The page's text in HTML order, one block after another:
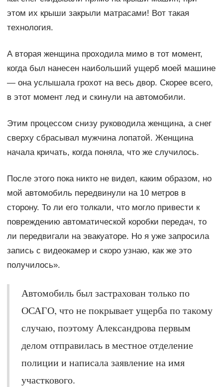
этом их крыши закрыли матрасами! Вот такая
технология.
А вторая женщина проходила мимо в тот момент,
когда был нанесен наибольший ущерб моей машине
— она услышала грохот на весь двор. Скорее всего,
в этот момент лед и скинули на автомобили.
Этим процессом снизу руководила женщина, а снег
сверху сбрасывал мужчина лопатой. Женщина
начала кричать, когда поняла, что же случилось.
После этого пока никто не видел, каким образом, но
мой автомобиль передвинули на 10 метров в
сторону. То ли его толкали, что могло привести к
повреждению автоматической коробки передач, то
ли передвигали на эвакуаторе. Но я уже запросила
запись с видеокамер и скоро узнаю, как же это
получилось».
Автомобиль был застрахован только по
ОСАГО, что не покрывает ущерба по такому
случаю, поэтому Александрова первым
делом отправилась в местное отделение
полиции и написала заявление на имя
участкового.